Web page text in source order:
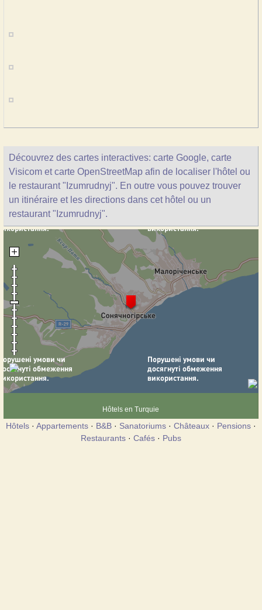
Découvrez des cartes interactives: carte Google, carte
Visicom et carte OpenStreetMap afin de localiser l'hôtel ou
le restaurant "Izumrudnyj". En outre vous pouvez trouver
un itinéraire et les directions dans cet hôtel ou un
restaurant "Izumrudnyj".
Hôtels en Turquie
Hôtels · Appartements · B&B · Sanatoriums · Châteaux · Pensions ·
Restaurants · Cafés · Pubs